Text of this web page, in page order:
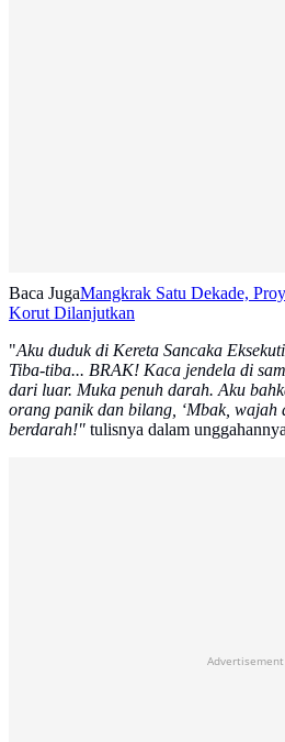
Baca JugaMangkrak Satu Dekade,
Korut Dilanjutkan
"Aku duduk di Kereta Sancaka
Tiba-tiba... BRAK! Kaca jendela di
dari luar. Muka penuh darah. Aku
orang panik dan bilang, ‘Mbak, wajah
berdarah!" tulisnya dalam
Advertisement